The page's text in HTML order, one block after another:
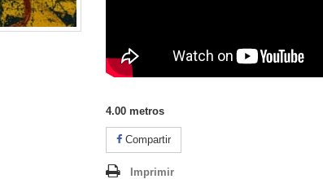
4.00 metros
Compartir
Imprimir